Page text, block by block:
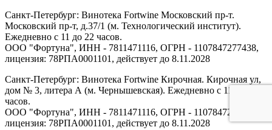
Санкт-Петербург: Винотека Fortwine Московский пр-т.
Московский пр-т, д.37/1 (м. Технологический институт).
Ежедневно с 11 до 22 часов.
ООО "Фортуна", ИНН - 7811471116, ОГРН - 1107847277438,
лицензия: 78РПА0001101, действует до 8.11.2028
Санкт-Петербург: Винотека Fortwine Кирочная. Кирочная ул,
дом № 3, литера А (м. Чернышевская). Ежедневно с 11 до 22
часов.
ООО "Фортуна", ИНН - 7811471116, ОГРН - 1107847277438,
лицензия: 78РПА0001101, действует до 8.11.2028